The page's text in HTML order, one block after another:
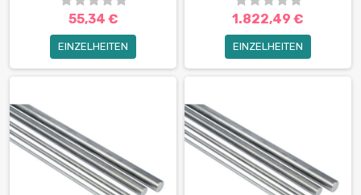
55,34 €
EINZELHEITEN
1.822,49 €
EINZELHEITEN